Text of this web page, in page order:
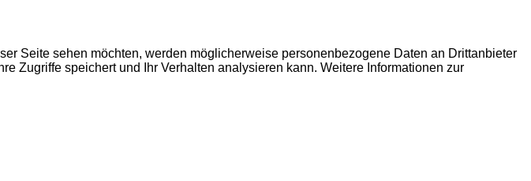
Seite sehen möchten, werden möglicherweise personenbezogene Daten an Drittanbieter
Zugriffe speichert und Ihr Verhalten analysieren kann. Weitere Informationen zur